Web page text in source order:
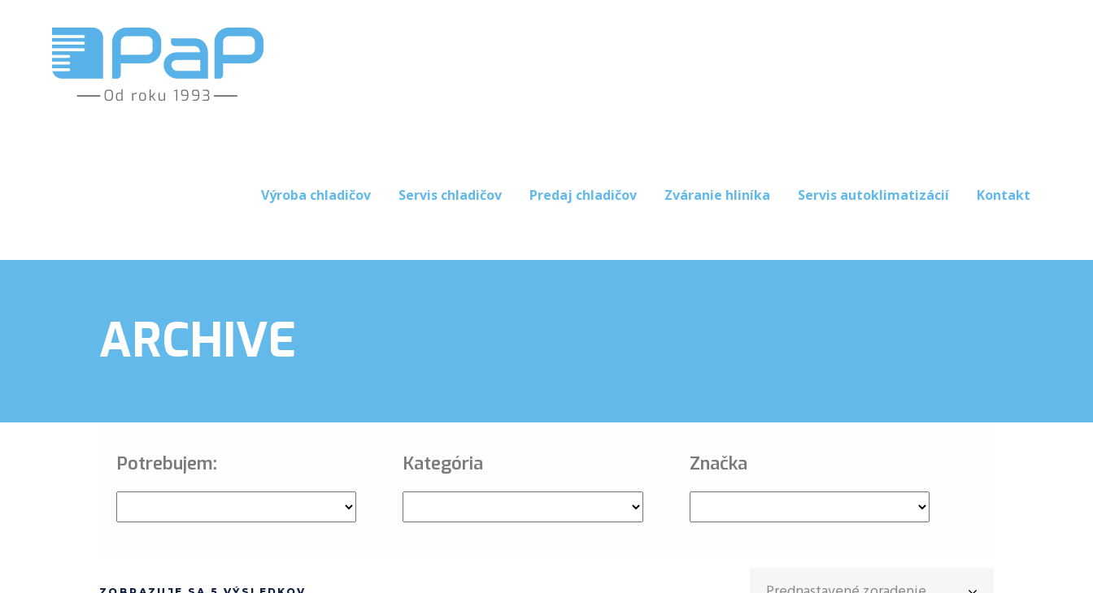
Výroba chladičov Servis chladičov Predaj chladičov Zváranie hliníka Servis autoklimatizácií Kontakt
ARCHIVE
Potrebujem: Kategória Značka